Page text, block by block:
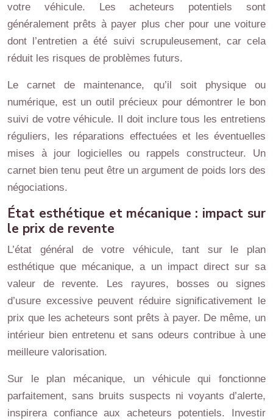
votre véhicule. Les acheteurs potentiels sont
généralement prêts à payer plus cher pour une voiture
dont l’entretien a été suivi scrupuleusement, car cela
réduit les risques de problèmes futurs.
Le carnet de maintenance, qu’il soit physique ou
numérique, est un outil précieux pour démontrer le bon
suivi de votre véhicule. Il doit inclure tous les entretiens
réguliers, les réparations effectuées et les éventuelles
mises à jour logicielles ou rappels constructeur. Un
carnet bien tenu peut être un argument de poids lors des
négociations.
État esthétique et mécanique : impact sur
le prix de revente
L’état général de votre véhicule, tant sur le plan
esthétique que mécanique, a un impact direct sur sa
valeur de revente. Les rayures, bosses ou signes
d’usure excessive peuvent réduire significativement le
prix que les acheteurs sont prêts à payer. De même, un
intérieur bien entretenu et sans odeurs contribue à une
meilleure valorisation.
Sur le plan mécanique, un véhicule qui fonctionne
parfaitement, sans bruits suspects ni voyants d’alerte,
inspirera confiance aux acheteurs potentiels. Investir